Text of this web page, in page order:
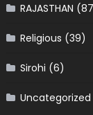
RAJASTHAN
Religious (39)
Sirohi (6)
Uncategorized